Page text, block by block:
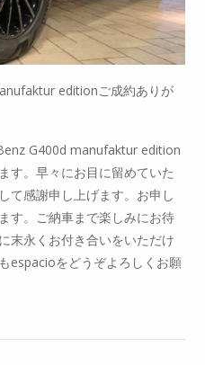
editionご成約ありが
G400d manufaktur edition
す。早々にお目に留めていた
て感謝申し上げます。お申し
す。ご納車まで楽しみにお待
末永くお付き合いをいただけ
espacioをどうぞよろしくお願